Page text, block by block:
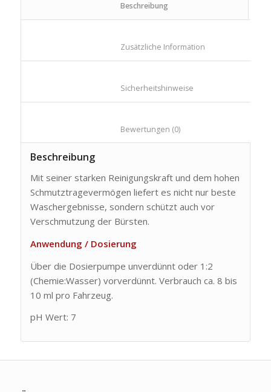
						Beschreibung
						Bewertungen (0)
Beschreibung
Mit seiner starken Reinigungskraft und dem hohen
Schmutztragevermögen liefert es nicht nur beste
Waschergebnisse, sondern schützt auch vor
Verschmutzung der Bürsten.
Anwendung / Dosierung
Über die Dosierpumpe unverdünnt oder 1:2
(Chemie:Wasser) vorverdünnt. Verbrauch ca. 8 bis
10 ml pro Fahrzeug.
pH Wert: 7